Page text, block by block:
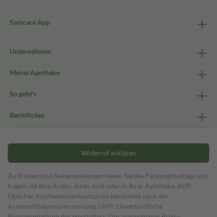
Sanicare App
Unternehmen
Meine Apotheke
So geht's
Rechtliches
Widerruf erklären
Zu Risiken und Nebenwirkungen lesen Sie die Packungsbeilage und
fragen Sie Ihre Ärztin, Ihren Arzt oder in Ihrer Apotheke. AVP:
Üblicher Apothekenverkaufspreis berechnet nach der
Arzneimittelpreisverordnung. UVP: Unverbindliche